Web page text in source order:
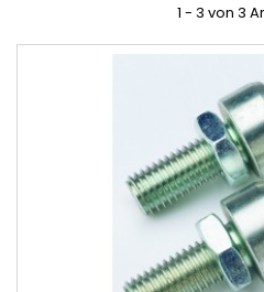
1 - 3 von 3